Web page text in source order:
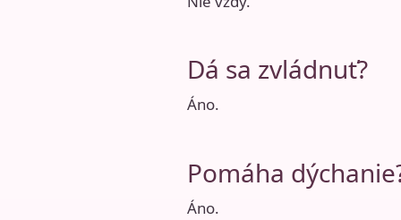
Dá sa zvládnuť?
Áno.
Pomáha
Áno.